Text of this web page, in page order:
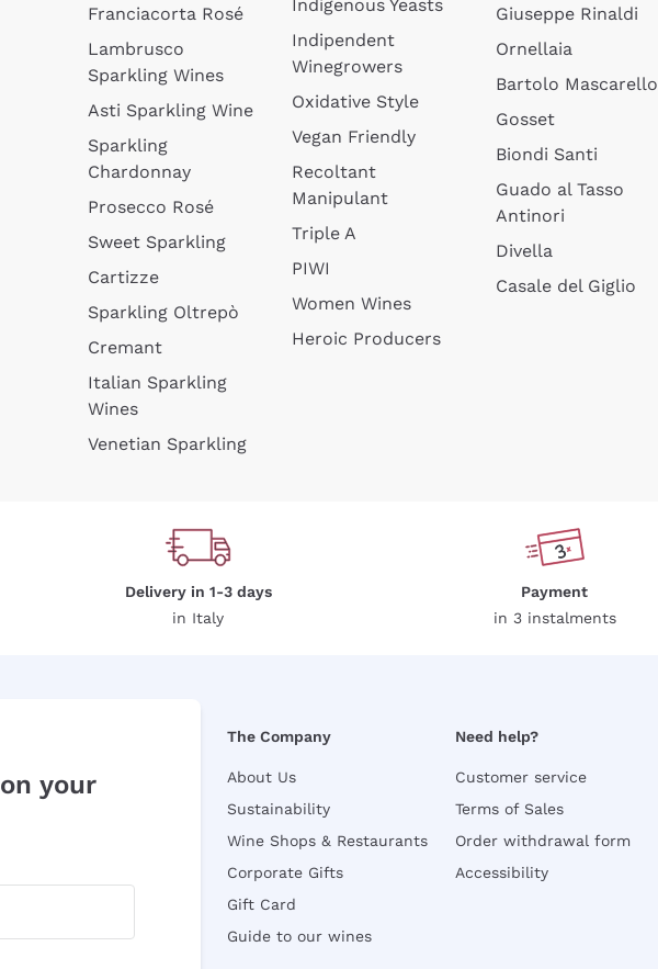
Franciacorta Rosé
Lambrusco
Sparkling Wines
Asti Sparkling Wine
Sparkling
Chardonnay
Prosecco Rosé
Sweet Sparkling
Cartizze
Sparkling Oltrepò
Cremant
Italian Sparkling
Wines
Venetian Sparkling
Indigenous Yeasts
Indipendent
Winegrowers
Oxidative Style
Vegan Friendly
Recoltant
Manipulant
Triple A
PIWI
Women Wines
Heroic Producers
Giuseppe Rinaldi
Ornellaia
Bartolo Mascarello
Gosset
Biondi Santi
Guado al Tasso
Antinori
Divella
Casale del Giglio
Delivery in 1-3 days
in Italy
Payment
in 3 instalments
on your
The Company
About Us
Sustainability
Wine Shops & Restaurants
Corporate Gifts
Gift Card
Guide to our wines
Need help?
Customer service
Terms of Sales
Order withdrawal form
Accessibility